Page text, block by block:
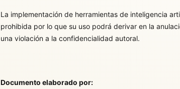
La implementación de herramientas de inteligencia
prohibida por lo que su uso podrá derivar en la
una violación a la confidencialidad autoral.
Documento elaborado por: